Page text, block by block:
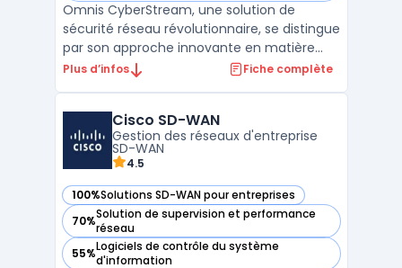
Omnis CyberStream, une solution de
sécurité réseau révolutionnaire, se distingue
par son approche innovante en matière
d'inspection approfondie des paquets. Ce
compris le cloud, transforme les paquets
bruts en métadonnées de ...
Plus d’infos Fiche complète
Cisco SD-WAN
Gestion des réseaux d'entreprise
SD-WAN
4.5
100%Solutions SD-WAN pour entreprises
— voir Cisco SD-WAN dans cette catégorie
70%Solution de supervision et performance
réseau
— voir Cisco SD-WAN dans cette catégorie
55%Logiciels de contrôle du système
d'information
— voir Cisco SD-WAN dans cette catégorie